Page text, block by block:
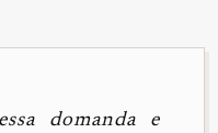
domanda e